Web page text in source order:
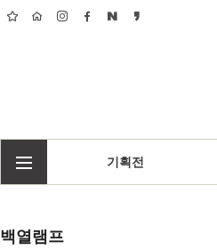
기획전
백열램프